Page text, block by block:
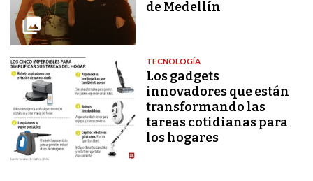
de Medellín
TECNOLOGÍA
Los gadgets
innovadores que están
transformando las
tareas cotidianas para
los hogares